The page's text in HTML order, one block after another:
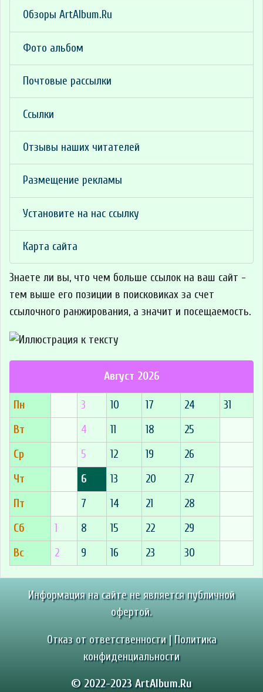
Обзоры ArtAlbum.Ru
Фото альбом
Почтовые рассылки
Ссылки
Отзывы наших читателей
Размещение рекламы
Установите на нас ссылку
Карта сайта
Знаете ли вы, что чем больше ссылок на ваш сайт -
тем выше его позиции в поисковиках за счет
ссылочного ранжирования, а значит и посещаемость.
Август 2026
Пн 3 10 17 24
31
Вт
4 11 18
25
Ср
5 12 19
26
Чт
6 13 20
27
Пт
7 14 21
28
Сб
1 8 15 22
29
Вс
2 9 16 23 30
Информация на сайте не является публичной
офертой.
Отказ от ответственности|Политика
конфиденциальности
© 2022-2023 ArtAlbum.Ru